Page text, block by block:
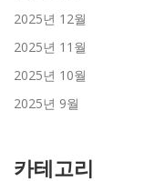
2025년 12월
2025년 11월
2025년 10월
2025년 9월
카테고리